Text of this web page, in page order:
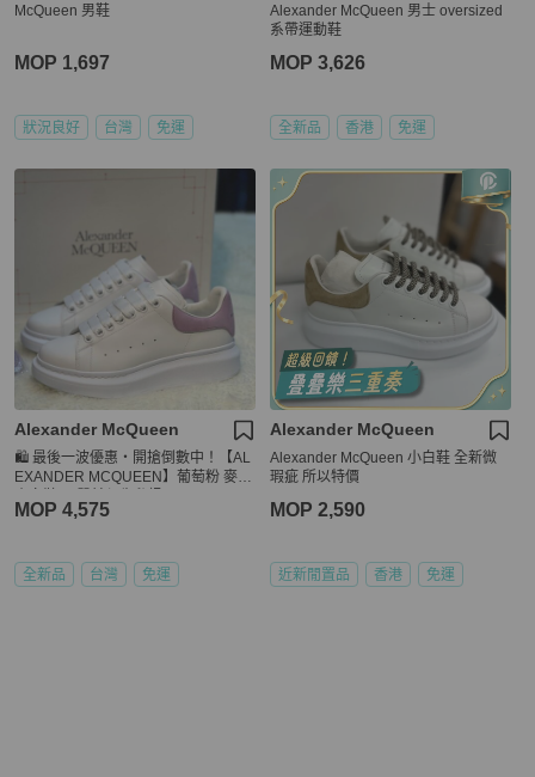
McQueen 男鞋
MOP 1,697
狀況良好 台灣 免運
Alexander McQueen 男士 oversized
系帶運動鞋
MOP 3,626
全新品 香港 免運
Alexander McQueen
🛍️ 最後一波優惠・開搶倒數中！【AL
EXANDER MCQUEEN】葡萄粉 麥坤
MOP 4,575
全新品 台灣 免運
Alexander McQueen
Alexander McQueen 小白鞋 全新微
瑕疵 所以特價
MOP 2,590
近新閒置品 香港 免運